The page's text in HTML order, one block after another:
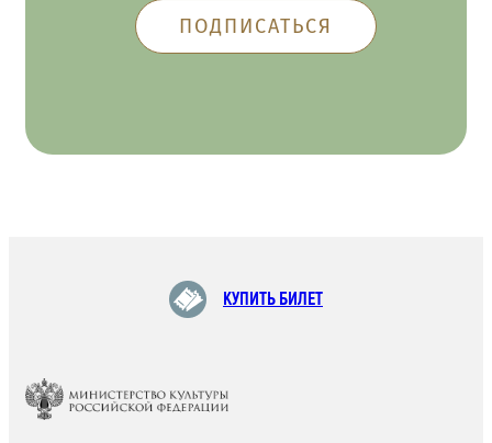
КУПИТЬ БИЛЕТ